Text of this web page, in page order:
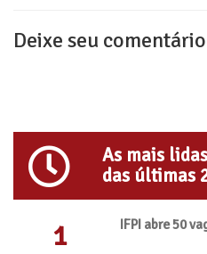
Deixe seu
As mais lidas
das últimas
1 IFPI abre 50